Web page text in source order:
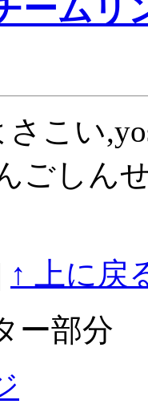
ームリ
こい
ごしん
↑ 上に戻
ー部分